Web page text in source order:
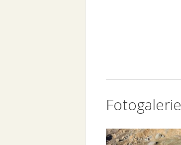
Fotogalerie